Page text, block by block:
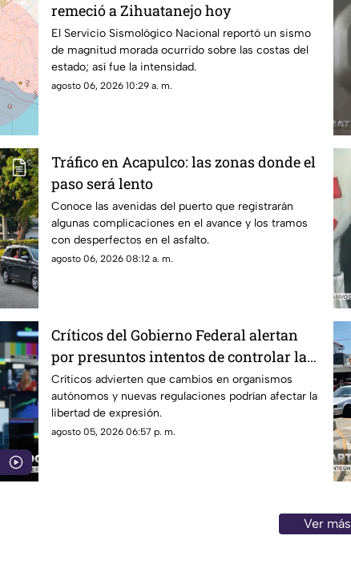
remeció a Zihuatanejo hoy
El Servicio Sismológico Nacional reportó un sismo
de magnitud morada ocurrido sobre las costas del
estado; así fue la intensidad.
agosto 06, 2026 10:29 a. m.
Tráfico en Acapulco: las zonas donde el
paso será lento
Conoce las avenidas del puerto que registrarán
algunas complicaciones en el avance y los tramos
con desperfectos en el asfalto.
agosto 06, 2026 08:12 a. m.
Críticos del Gobierno Federal alertan
por presuntos intentos de controlar la
información
Críticos advierten que cambios en organismos
autónomos y nuevas regulaciones podrían afectar la
libertad de expresión.
agosto 05, 2026 06:57 p. m.
Ver más